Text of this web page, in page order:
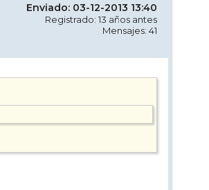
Enviado: 03-12-2013 13:40
Registrado: 13 años antes
Mensajes: 41